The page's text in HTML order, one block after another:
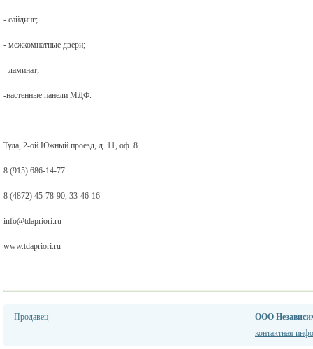
- сайдинг;
- межкомнатные двери;
- ламинат;
-настенные панели МДФ.
Тула, 2-ой Южный проезд, д. 11, оф. 8
8 (915) 686-14-77
8 (4872) 45-78-90, 33-46-16
info@tdapriori.ru
www.tdapriori.ru
Продавец
ООО
контактная